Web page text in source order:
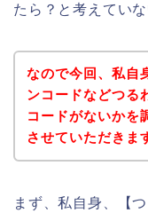
たら？と考えてい
なので今回、私自
ンコードなどつる
コードがないかを
させていただきま
まず、私自身、【